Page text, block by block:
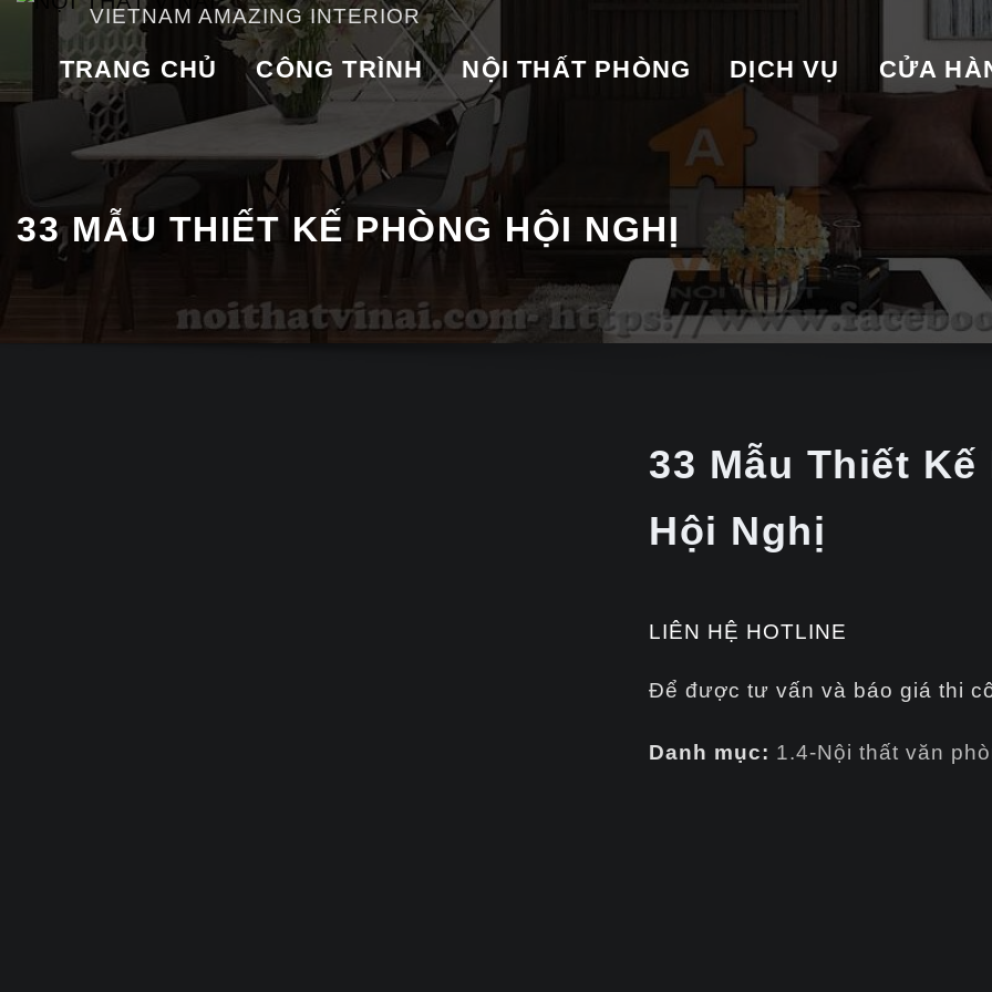
VIETNAM AMAZING INTERIOR
TRANG CHỦ CÔNG TRÌNH NỘI THẤT PHÒNG DỊCH VỤ CỬA
33 MẪU THIẾT KẾ PHÒNG HỘI NGHỊ
33 Mẫu Thiết Kế
Hội Nghị
LIÊN HỆ HOTLINE
Để được tư vấn và báo giá thi
Danh mục: 1.4-Nội thất văn